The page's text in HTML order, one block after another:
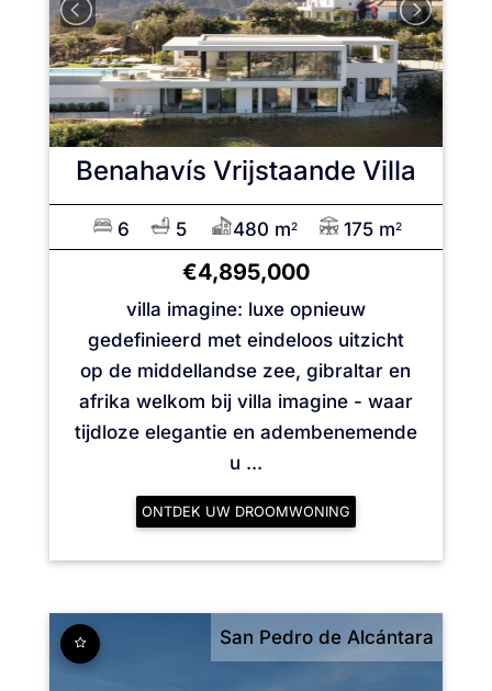
Benahavís Vrijstaande Villa
6 5 480 m2 175 m2
€4,895,000
villa imagine: luxe opnieuw
gedefinieerd met eindeloos uitzicht
op de middellandse zee, gibraltar en
afrika welkom bij villa imagine - waar
tijdloze elegantie en adembenemende
u ...
ONTDEK UW DROOMWONING
San Pedro de Alcántara